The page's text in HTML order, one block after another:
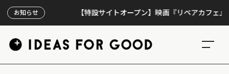
お知らせ 【特設サイトオープン】映画『リペアカフェ』、上